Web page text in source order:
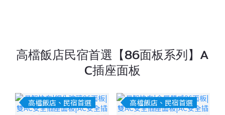
高檔飯店民宿首選【86面板系列】A
C插座面板
高檔飯店、民宿首選 高檔飯店、民宿首選